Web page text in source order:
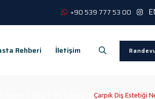
+90 539 777 53 00
Rehberi İletişim
Çarpık Diş Estetiği